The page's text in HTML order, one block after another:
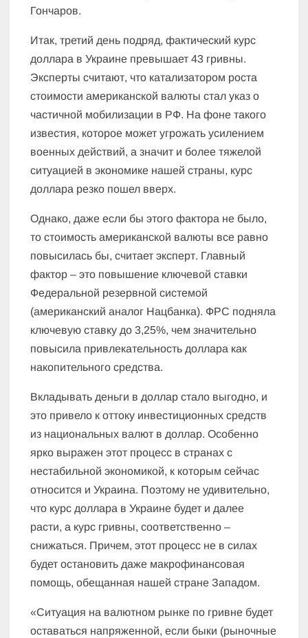
Гончаров.
Итак, третий день подряд, фактический курс
доллара в Украине превышает 43 гривны.
Эксперты считают, что катализатором роста
стоимости американской валюты стал указ о
частичной мобилизации в РФ. На фоне такого
известия, которое может угрожать усилением
военных действий, а значит и более тяжелой
ситуацией в экономике нашей страны, курс
доллара резко пошел вверх.
Однако, даже если бы этого фактора не было,
то стоимость американской валюты все равно
повысилась бы, считает эксперт. Главный
фактор – это повышение ключевой ставки
Федеральной резервной системой
(американский аналог Нацбанка). ФРС подняла
ключевую ставку до 3,25%, чем значительно
повысила привлекательность доллара как
накопительного средства.
Вкладывать деньги в доллар стало выгодно, и
это привело к оттоку инвестиционных средств
из национальных валют в доллар. Особенно
ярко выражен этот процесс в странах с
нестабильной экономикой, к которым сейчас
относится и Украина. Поэтому не удивительно,
что курс доллара в Украине будет и далее
расти, а курс гривны, соответственно –
снижаться. Причем, этот процесс не в силах
будет остановить даже макрофинансовая
помощь, обещанная нашей стране Западом.
«Ситуация на валютном рынке по гривне будет
оставаться напряженной, если быки (рыночные